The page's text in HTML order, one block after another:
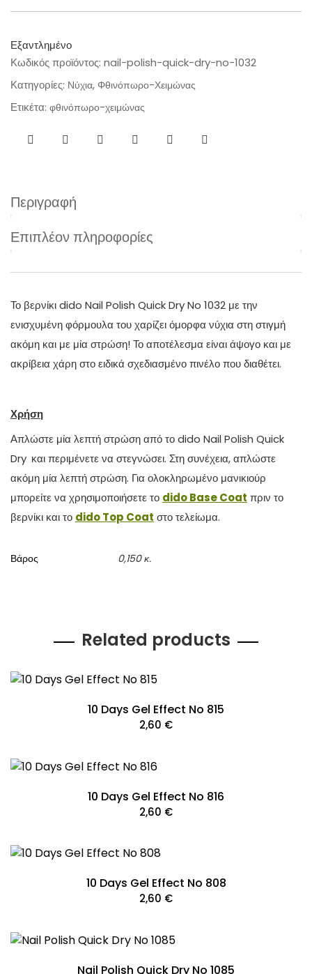
Εξαντλημένο
Κωδικός προϊόντος: nail-polish-quick-dry-no-1032
Κατηγορίες: Νύχια, Φθινόπωρο-Χειμώνας
Ετικέτα: φθινόπωρο-χειμώνας
Περιγραφή
Επιπλέον πληροφορίες
Το βερνίκι dido Nail Polish Quick Dry No 1032 με την
ενισχυμένη φόρμουλα του χαρίζει όμορφα νύχια στη στιγμή
ακόμη και με μία στρώση! Το αποτέλεσμα είναι άψογο και με
ακρίβεια χάρη στο ειδικά σχεδιασμένο πινέλο που διαθέτει.
Χρήση
Απλώστε μία λεπτή στρώση από το dido Nail Polish Quick
Dry και περιμένετε να στεγνώσει. Στη συνέχεια, απλώστε
ακόμη μία λεπτή στρώση. Για ολοκληρωμένο μανικιούρ
μπορείτε να χρησιμοποιήσετε το didoBaseCoat πριν το
βερνίκι και το didoTop Coat στο τελείωμα.
Βάρος 0,150 κ.
Related products
10 Days Gel Effect No 815
2,60 €
10 Days Gel Effect No 816
2,60 €
10 Days Gel Effect No 808
2,60 €
Nail Polish Quick Dry No 1085